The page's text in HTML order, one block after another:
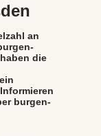
an
die
burgen-